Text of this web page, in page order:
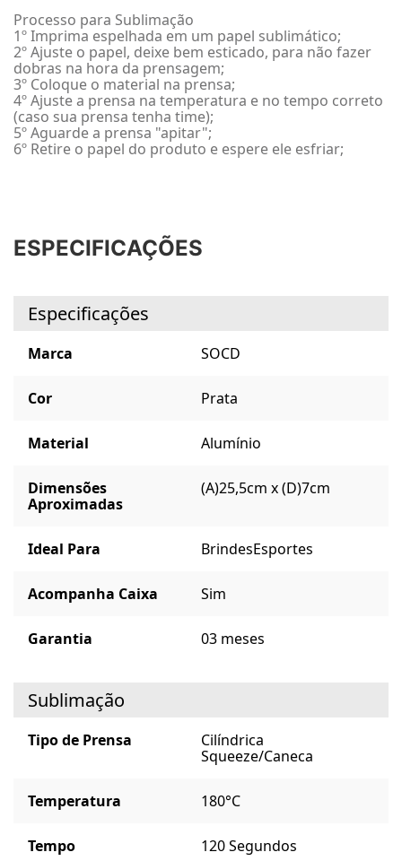
Processo para Sublimação
1º Imprima espelhada em um papel sublimático;
2º Ajuste o papel, deixe bem esticado, para não fazer
dobras na hora da prensagem;
3º Coloque o material na prensa;
4º Ajuste a prensa na temperatura e no tempo correto
(caso sua prensa tenha time);
5º Aguarde a prensa "apitar";
6º Retire o papel do produto e espere ele esfriar;
ESPECIFICAÇÕES
Especificações
Marca SOCD
Cor Prata
Material Alumínio
Dimensões
Aproximadas
(A)25,5cm x (D)7cm
Ideal Para BrindesEsportes
Acompanha Caixa Sim
Garantia 03 meses
Sublimação
Tipo de Prensa
Cilíndrica
Squeeze/Caneca
Temperatura 180°C
Tempo 120 Segundos